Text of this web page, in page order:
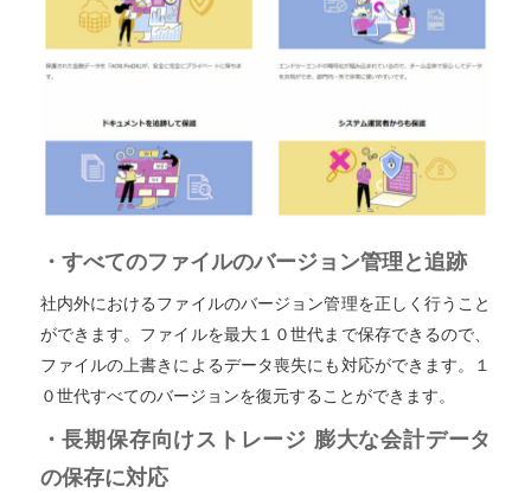
・すべてのファイルのバージョン管理と追跡
社内外におけるファイルのバージョン管理を正しく行うこと
ができます。ファイルを最大１０世代まで保存できるので、
ファイルの上書きによるデータ喪失にも対応ができます。１
０世代すべてのバージョンを復元することができます。
・長期保存向けストレージ 膨大な会計データ
の保存に対応